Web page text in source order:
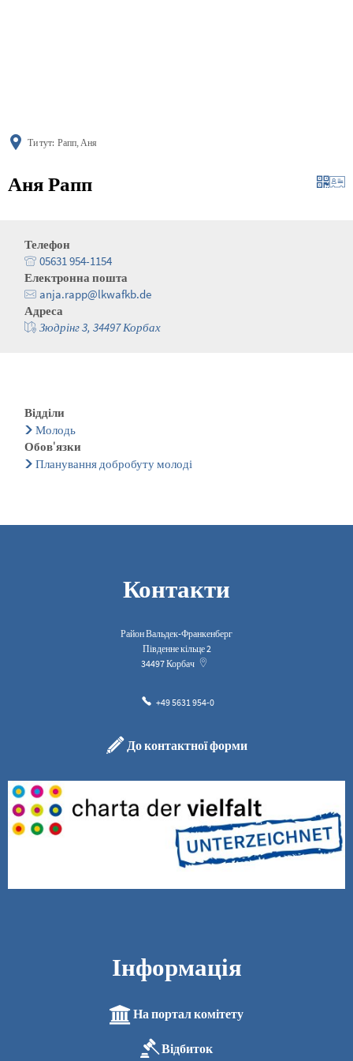
Ти тут: Рапп, Аня
Аня Рапп
Телефон
05631 954-1154
Електронна пошта
anja.rapp@lkwafkb.de
Адреса
Зюдрінг 3, 34497 Корбах
Відділи
Молодь
Обов'язки
Планування добробуту молоді
Контакти
Район Вальдек-Франкенберг
Південне кільце 2
34497Корбач
+49 5631 954-0
До контактної форми
Інформація
На портал комітету
Відбиток